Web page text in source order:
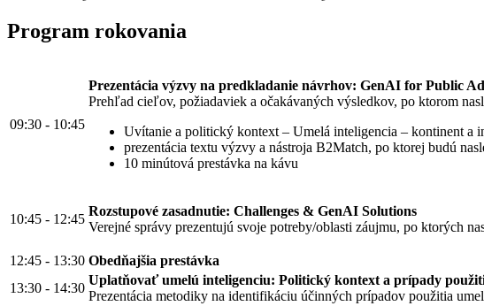
Program rokovania
09:30 - 10:45
Prezentácia výzvy na predkladanie návrhov: GenAI for Public
Prehľad cieľov, požiadaviek a očakávaných výsledkov, po ktorom
Uvítanie a politický kontext – Umelá inteligencia – kontinent a
prezentácia textu výzvy a nástroja B2Match, po ktorej budú
10 minútová prestávka na kávu
10:45 - 12:45
Rozstupové zasadnutie: Challenges & GenAI Solutions
Verejné správy prezentujú svoje potreby/oblasti záujmu, po ktorých
12:45 - 13:30 Obedňajšia prestávka
13:30 - 14:30
Uplatňovať umelú inteligenciu: Politický kontext a prípady
Prezentácia metodiky na identifikáciu účinných prípadov použitia